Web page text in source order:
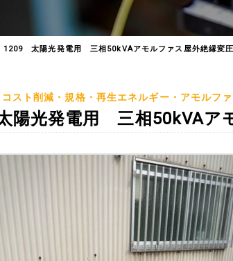
1209 太陽光発電用 三相50kVAアモルファス屋外絶縁変圧
スト削減・規格・再生エネルギー・アモルフ
光発電用 三相50kVAア